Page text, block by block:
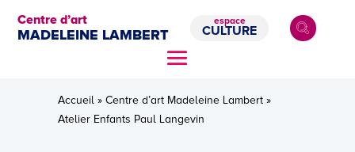
Centre d’art
MADELEINE LAMBERT
espace
CULTURE
Accueil» Centre d’art Madeleine Lambert»
Atelier Enfants Paul Langevin